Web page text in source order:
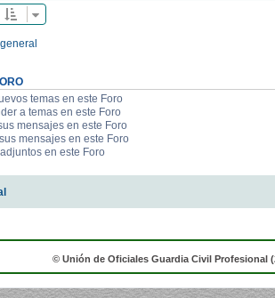
temas en este Foro
a temas en este Foro
mensajes en este Foro
mensajes en este Foro
en este Foro
© Unión de Oficiales Guardia Civil Profesional